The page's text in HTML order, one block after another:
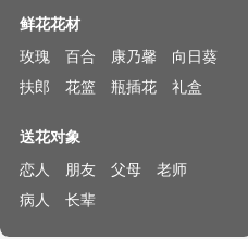
鲜花花材
玫瑰
百合 康乃馨
向日葵
扶郎
花篮 瓶插花 礼盒
送花对象
恋人
朋友 父母
老师
病人
长辈